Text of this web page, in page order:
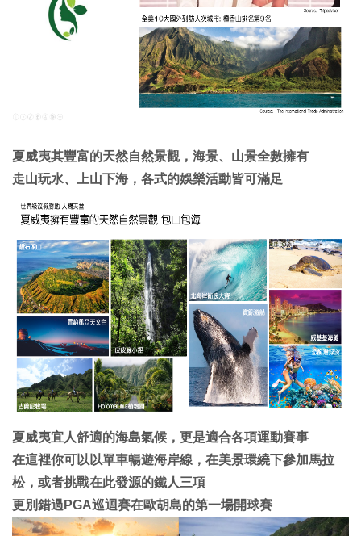
夏威夷其豐富的天然自然景觀，海景、山景全數擁有
走山玩水、上山下海，各式的娛樂活動皆可滿足
夏威夷宜人舒適的海島氣候，更是適合各項運動賽事
在這裡你可以以單車暢遊海岸線，在美景環繞下參加馬拉
松，或者挑戰在此發源的鐵人三項
更別錯過PGA巡迴賽在歐胡島的第一場開球賽